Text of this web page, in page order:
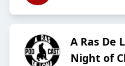
A Ras De
Night of